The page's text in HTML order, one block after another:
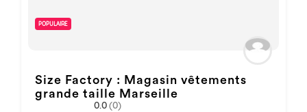
POPULAIRE
Size Factory : Magasin vêtements
grande taille Marseille
0.0(0)